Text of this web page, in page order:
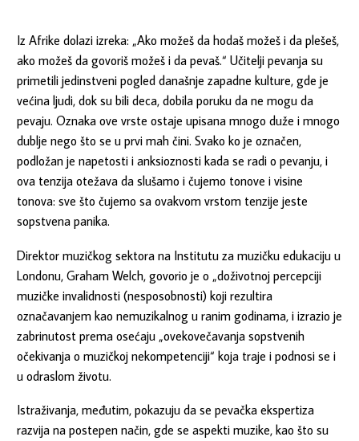
Iz Afrike dolazi izreka: „Ako možeš da hodaš možeš i da plešeš,
ako možeš da govoriš možeš i da pevaš.“ Učitelji pevanja su
primetili jedinstveni pogled današnje zapadne kulture, gde je
većina ljudi, dok su bili deca, dobila poruku da ne mogu da
pevaju. Oznaka ove vrste ostaje upisana mnogo duže i mnogo
dublje nego što se u prvi mah čini. Svako ko je označen,
podložan je napetosti i anksioznosti kada se radi o pevanju, i
ova tenzija otežava da slušamo i čujemo tonove i visine
tonova: sve što čujemo sa ovakvom vrstom tenzije jeste
sopstvena panika.
Direktor muzičkog sektora na Institutu za muzičku edukaciju u
Londonu, Graham Welch, govorio je o „doživotnoj percepciji
muzičke invalidnosti (nesposobnosti) koji rezultira
označavanjem kao nemuzikalnog u ranim godinama, i izrazio je
zabrinutost prema osećaju „ovekovečavanja sopstvenih
očekivanja o muzičkoj nekompetenciji“ koja traje i podnosi se i
u odraslom životu.
Istraživanja, međutim, pokazuju da se pevačka ekspertiza
razvija na postepen način, gde se aspekti muzike, kao što su